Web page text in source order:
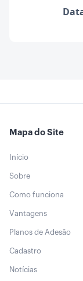
Mapa do Site
Início
Sobre
Como funciona
Vantagens
Planos de Adesão
Cadastro
Notícias